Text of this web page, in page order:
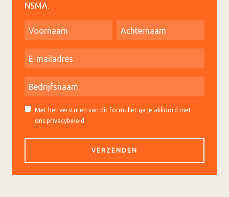
NSMA.
Met het versturen van dit formulier ga je akkoord met
ons privacybeleid